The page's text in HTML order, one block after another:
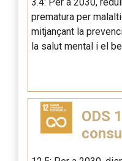
prematura per
mitjançant la
la salut mental i el
ODS